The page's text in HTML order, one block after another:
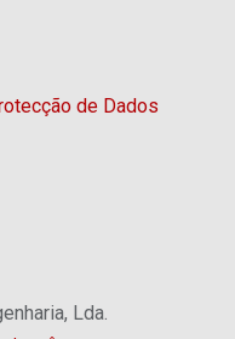
de Dados
Lda.